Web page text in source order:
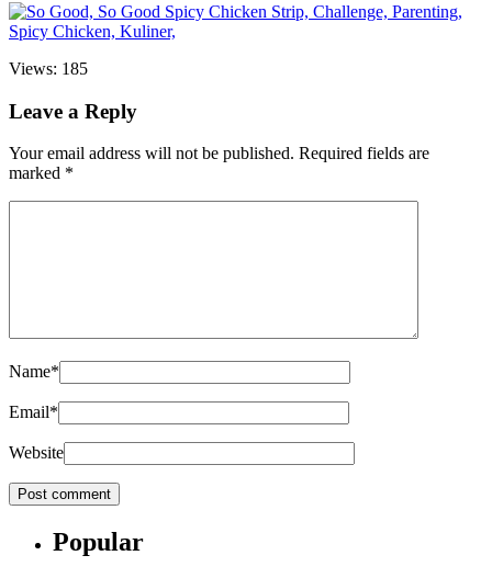
Views: 185
Leave a Reply
Your email address will not be published. Required fields are
marked *
Name*
Email*
Website
Popular